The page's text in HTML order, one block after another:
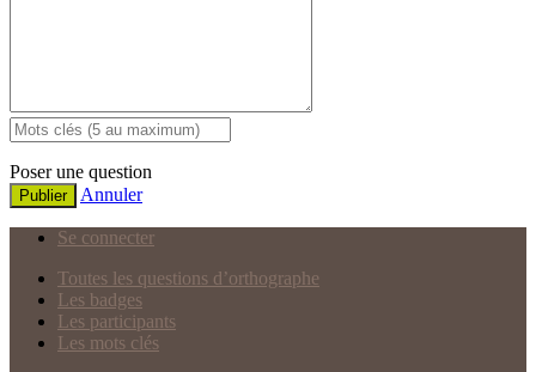
Poser une question
Publier Annuler
Se connecter
Toutes les questions d’orthographe
Les badges
Les participants
Les mots clés